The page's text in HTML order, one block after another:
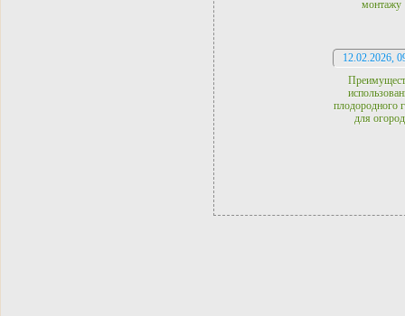
монтажу
12.02.2026,
плодородного
для